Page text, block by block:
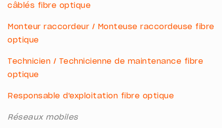
câblés fibre optique
Monteur raccordeur / Monteuse raccordeuse fibre
optique
Technicien / Technicienne de maintenance fibre
optique
Responsable d'exploitation fibre optique
Réseaux mobiles